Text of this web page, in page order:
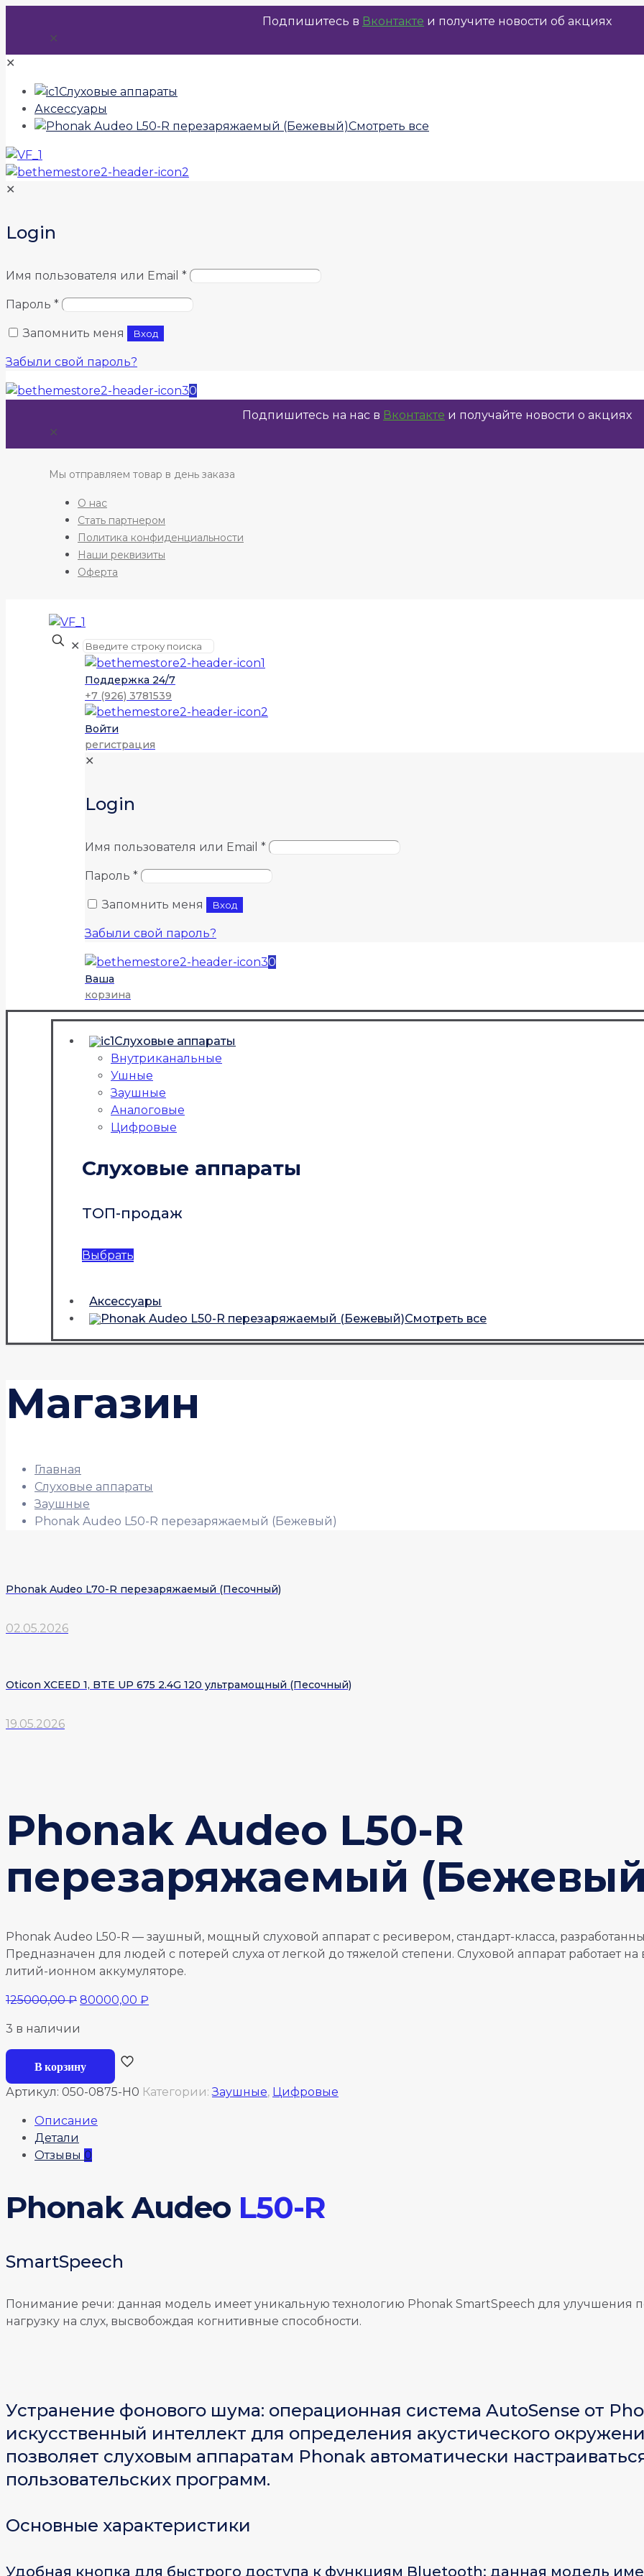
Подпишитесь в Вконтакте и получите новости об акциях
✕
✕
Слуховые аппараты
Аксессуары
Смотреть все
✕
Login
Имя пользователя или Email *
Пароль *
Запомнить меня Вход
Забыли свой пароль?
0
Подпишитесь на нас в Вконтакте и получайте новости о акциях
✕
Мы отправляем товар в день заказа
О нас
Стать партнером
Политика конфиденциальности
Наши реквизиты
Оферта
✕
Поддержка 24/7
+7 (926) 3781539
Войти
регистрация
✕
Login
Имя пользователя или Email *
Пароль *
Запомнить меня Вход
Забыли свой пароль?
0
Ваша
корзина
Слуховые аппараты
Внутриканальные
Ушные
Заушные
Аналоговые
Цифровые
Слуховые аппараты
ТОП-продаж
Выбрать
Аксессуары
Смотреть все
Магазин
Главная
Слуховые аппараты
Заушные
Phonak Audeo L50-R перезаряжаемый (Бежевый)
Phonak Audeo L70-R перезаряжаемый (Песочный)
02.05.2026
Oticon XCEED 1, BTE UP 675 2.4G 120 ультрамощный (Песочный)
19.05.2026
Phonak Audeo L50-R
перезаряжаемый
Phonak Audeo L50-R — заушный, мощный слуховой аппарат с ресивером, стандарт-класса,
Предназначен для людей с потерей слуха от легкой до тяжелой степени. Слуховой аппарат работает
литий-ионном аккумуляторе.
125000,00₽ Первоначальная
125000,00 ₽.
80000,00 ₽
3 в наличии
Количество
товара
Phonak
L50-
перезаряжаемый
В корзину
Артикул: 050-0875-H0 Категории:Заушные, Цифровые
Описание
Детали
Отзывы 0
Phonak Audeo L50-R
SmartSpeech
Понимание речи: данная модель имеет уникальную технологию Phonak SmartSpeech для улучшения
нагрузку на слух, высвобождая когнитивные способности.
Устранение фонового шума: операционная система AutoSense от
искусственный интеллект для определения акустического
позволяет слуховым аппаратам Phonak автоматически
пользовательских программ.
Основные характеристики
Удобная кнопка для быстрого доступа к функциям Bluetooth: данная модель